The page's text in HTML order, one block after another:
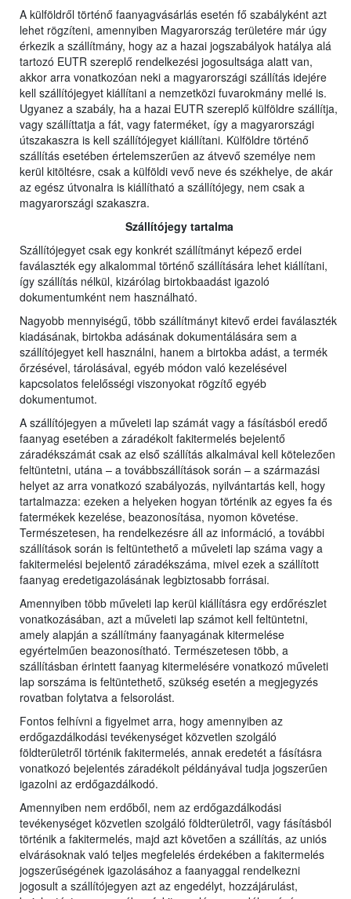
A külföldről történő faanyagvásárlás esetén fő szabályként azt
lehet rögzíteni, amennyiben Magyarország területére már úgy
érkezik a szállítmány, hogy az a hazai jogszabályok hatálya alá
tartozó EUTR szereplő rendelkezési jogosultsága alatt van,
akkor arra vonatkozóan neki a magyarországi szállítás idejére
kell szállítójegyet kiállítani a nemzetközi fuvarokmány mellé is.
Ugyanez a szabály, ha a hazai EUTR szereplő külföldre szállítja,
vagy szállíttatja a fát, vagy faterméket, így a magyarországi
útszakaszra is kell szállítójegyet kiállítani. Külföldre történő
szállítás esetében értelemszerűen az átvevő személye nem
kerül kitöltésre, csak a külföldi vevő neve és székhelye, de akár
az egész útvonalra is kiállítható a szállítójegy, nem csak a
magyarországi szakaszra.
Szállítójegy tartalma
Szállítójegyet csak egy konkrét szállítmányt képező erdei
faválaszték egy alkalommal történő szállítására lehet kiállítani,
így szállítás nélkül, kizárólag birtokbaadást igazoló
dokumentumként nem használható.
Nagyobb mennyiségű, több szállítmányt kitevő erdei faválaszték
kiadásának, birtokba adásának dokumentálására sem a
szállítójegyet kell használni, hanem a birtokba adást, a termék
őrzésével, tárolásával, egyéb módon való kezelésével
kapcsolatos felelősségi viszonyokat rögzítő egyéb
dokumentumot.
A szállítójegyen a műveleti lap számát vagy a fásításból eredő
faanyag esetében a záradékolt fakitermelés bejelentő
záradékszámát csak az első szállítás alkalmával kell kötelezően
feltüntetni, utána – a továbbszállítások során – a származási
helyet az arra vonatkozó szabályozás, nyilvántartás kell, hogy
tartalmazza: ezeken a helyeken hogyan történik az egyes fa és
fatermékek kezelése, beazonosítása, nyomon követése.
Természetesen, ha rendelkezésre áll az információ, a további
szállítások során is feltüntethető a műveleti lap száma vagy a
fakitermelési bejelentő záradékszáma, mivel ezek a szállított
faanyag eredetigazolásának legbiztosabb forrásai.
Amennyiben több műveleti lap kerül kiállításra egy erdőrészlet
vonatkozásában, azt a műveleti lap számot kell feltüntetni,
amely alapján a szállítmány faanyagának kitermelése
egyértelműen beazonosítható. Természetesen több, a
szállításban érintett faanyag kitermelésére vonatkozó műveleti
lap sorszáma is feltüntethető, szükség esetén a megjegyzés
rovatban folytatva a felsorolást.
Fontos felhívni a figyelmet arra, hogy amennyiben az
erdőgazdálkodási tevékenységet közvetlen szolgáló
földterületről történik fakitermelés, annak eredetét a fásításra
vonatkozó bejelentés záradékolt példányával tudja jogszerűen
igazolni az erdőgazdálkodó.
Amennyiben nem erdőből, nem az erdőgazdálkodási
tevékenységet közvetlen szolgáló földterületről, vagy fásításból
történik a fakitermelés, majd azt követően a szállítás, az uniós
elvárásoknak való teljes megfelelés érdekében a fakitermelés
jogszerűségének igazolásához a faanyaggal rendelkezni
jogosult a szállítójegyen azt az engedélyt, hozzájárulást,